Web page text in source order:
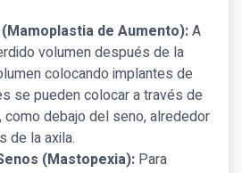
de Aumento):A
volumen después de la
colocando implantes de
se pueden colocar a través de
debajo del seno, alrededor
de la axila.
(Mastopexia): Para